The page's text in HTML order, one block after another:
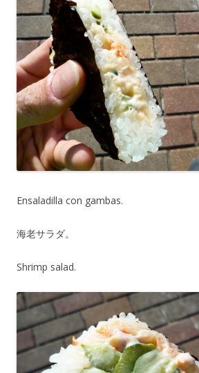
Ensaladilla con gambas.
海老サラダ。
Shrimp salad.